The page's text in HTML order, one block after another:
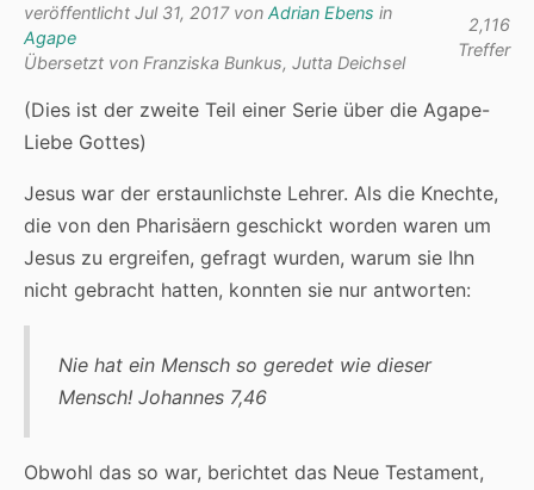
veröffentlicht Jul 31, 2017 von Adrian Ebens in
Agape
Übersetzt von Franziska Bunkus, Jutta Deichsel
2,116
Treffer
(Dies ist der zweite Teil einer Serie über die Agape-
Liebe Gottes)
Jesus war der erstaunlichste Lehrer. Als die Knechte,
die von den Pharisäern geschickt worden waren um
Jesus zu ergreifen, gefragt wurden, warum sie Ihn
nicht gebracht hatten, konnten sie nur antworten:
Nie hat ein Mensch so geredet wie dieser
Mensch! Johannes 7,46
Obwohl das so war, berichtet das Neue Testament,